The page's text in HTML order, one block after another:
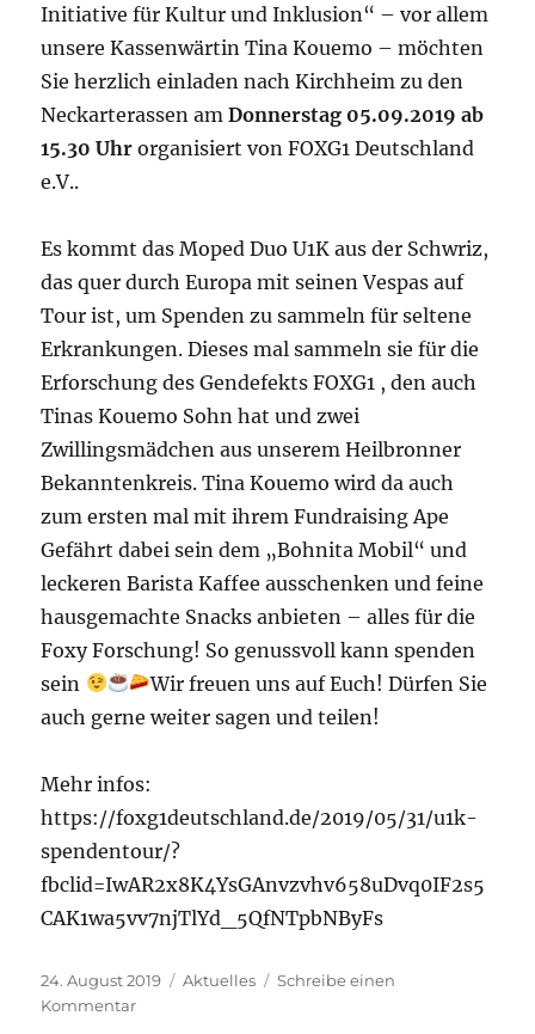
Initiative für Kultur und Inklusion“ – vor allem
unsere Kassenwärtin Tina Kouemo⁩ – möchten
Sie herzlich einladen nach Kirchheim zu den
Neckarterassen amDonnerstag 05.09.2019 ab
15.30 Uhr organisiert von FOXG1 Deutschland
e.V..
Es kommt das Moped Duo U1K aus der Schwriz,
das quer durch Europa mit seinen Vespas auf
Tour ist, um Spenden zu sammeln für seltene
Erkrankungen. Dieses mal sammeln sie für die
Erforschung des Gendefekts FOXG1 , den auch
Tinas Kouemo Sohn hat und zwei
Zwillingsmädchen aus unserem Heilbronner
Bekanntenkreis. Tina Kouemo wird da auch
zum ersten mal mit ihrem Fundraising Ape
Gefährt dabei sein dem „Bohnita Mobil“ und
leckeren Barista Kaffee ausschenken und feine
hausgemachte Snacks anbieten – alles für die
Foxy Forschung! So genussvoll kann spenden
sein
Wir freuen uns auf Euch! Dürfen Sie
auch gerne weiter sagen und teilen!
Mehr infos:
https://foxg1deutschland.de/2019/05/31/u1k-
spendentour/?
fbclid=IwAR2x8K4YsGAnvzvhv658uDvq0IF2s5
CAK1wa5vv7njTlYd_5QfNTpbNByFs
Veröffentlicht
am
24. August 2019 Kategorien
Aktuelles
Schreibe einen
Kommentarzu